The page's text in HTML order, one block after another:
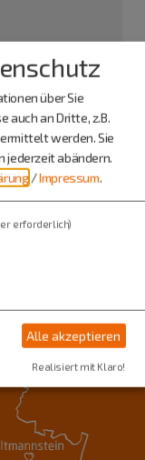
über Sie
auch an Dritte, z.B.
werden. Sie
jederzeit abändern.
/Impressum.
erforderlich)
Alle akzeptieren
Realisiert mit Klaro!